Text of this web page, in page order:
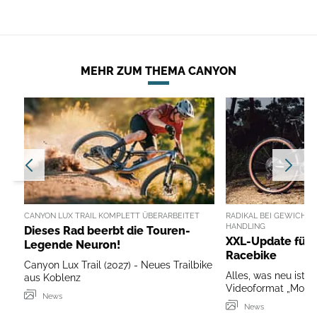
MEHR ZUM THEMA CANYON
CANYON LUX TRAIL KOMPLETT ÜBERARBEITET
Dieses Rad beerbt die Touren-
Legende Neuron!
Canyon Lux Trail (2027) - Neues Trailbike
aus Koblenz
News
RADIKAL BEI GEWICHT,
HANDLING
XXL-Update für
Racebike
Alles, was neu ist,
Videoformat
News